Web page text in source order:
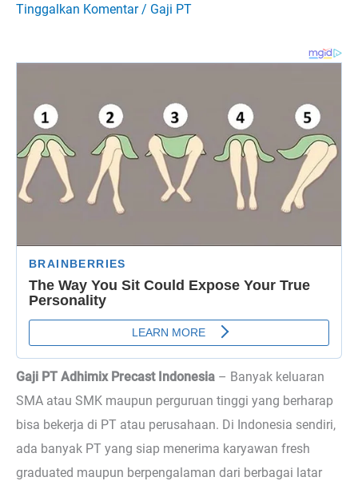
Tinggalkan Komentar / Gaji PT
Gaji PT Adhimix Precast Indonesia – Banyak keluaran
SMA atau SMK maupun perguruan tinggi yang berharap
bisa bekerja di PT atau perusahaan. Di Indonesia sendiri,
ada banyak PT yang siap menerima karyawan fresh
graduated maupun berpengalaman dari berbagai latar